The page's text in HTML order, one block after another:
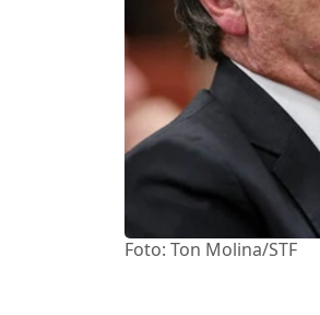
Foto: Ton Molina/STF